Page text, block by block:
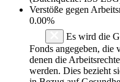
Verstöße gegen
0.00%
Es wird die
Fonds angegeben, die
denen die
werden. Dies bezieht